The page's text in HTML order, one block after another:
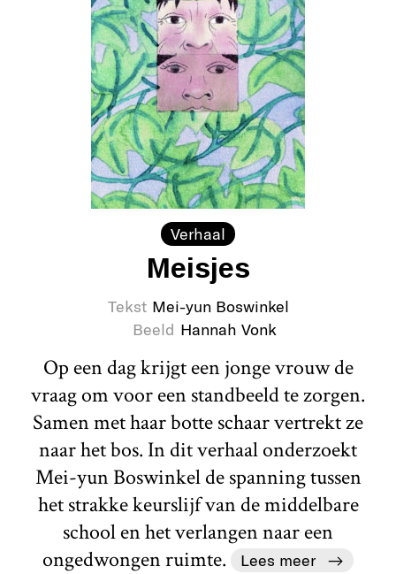
Verhaal
Meisjes
Tekst Mei-yun Boswinkel
Beeld Hannah Vonk
Op een dag krijgt een jonge vrouw de
vraag om voor een standbeeld te zorgen.
Samen met haar botte schaar vertrekt ze
naar het bos. In dit verhaal onderzoekt
Mei-yun Boswinkel de spanning tussen
het strakke keurslijf van de middelbare
school en het verlangen naar een
ongedwongen ruimte.
Lees meer